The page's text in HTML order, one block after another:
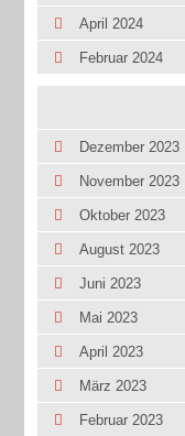
April 2024
Februar 2024
Dezember 2023
November 2023
Oktober 2023
August 2023
Juni 2023
Mai 2023
April 2023
März 2023
Februar 2023